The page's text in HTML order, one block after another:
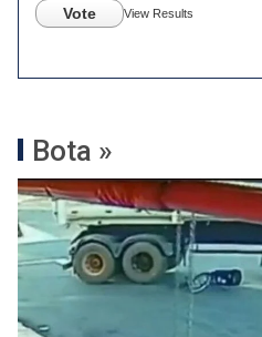
Vote View Results
Bota »